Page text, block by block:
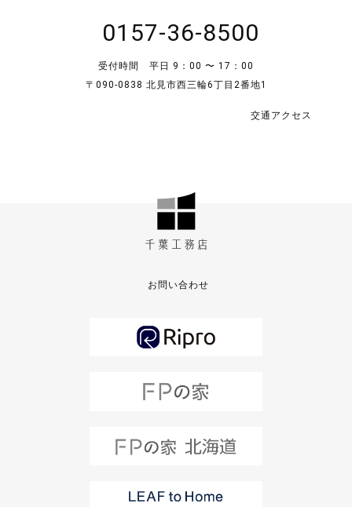
0157-36-8500
受付時間 平日 9：00 〜 17：00
〒090-0838 北見市西三輪6丁目2番地1
交通アクセス
お問い合わせ